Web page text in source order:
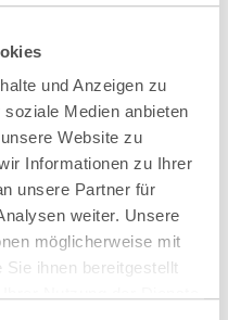
und Anzeigen zu
Medien anbieten
Website zu
Informationen zu Ihrer
unsere Partner für
weiter. Unsere
möglicherweise mit
ihnen bereitgestellt
at a listed
DRSC / German